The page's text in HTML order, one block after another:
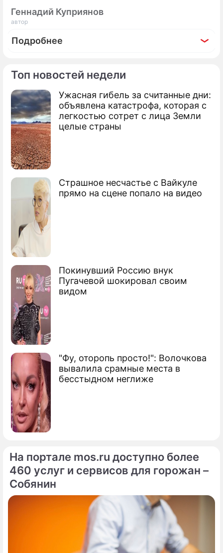
Топ новостей недели
Ужасная гибель за считанные дни:
объявлена катастрофа, которая с
легкостью сотрет с лица Земли
целые страны
Страшное несчастье с Вайкуле
прямо на сцене попало на видео
Покинувший Россию внук
Пугачевой шокировал своим
видом
"Фу, оторопь просто!": Волочкова
вывалила срамные места в
бесстыдном неглиже
Геннадий Куприянов
автор
Подробнее
Фоторепортаж
Славянский гороскоп на 2020 год
На портале mos.ru доступно более
460 услуг и сервисов для горожан –
Собянин